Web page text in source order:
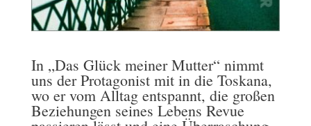
In „Das Glück meiner Mutter“ nimmt
uns der Protagonist mit in die Toskana,
wo er vom Alltag entspannt, die großen
Beziehungen seines Lebens Revue